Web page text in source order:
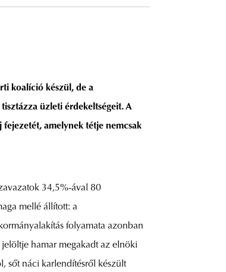
koalíció készül, de a
üzleti érdekeltségeit. A
amelynek tétje nemcsak
34,5%-ával 80
mellé állított: a
folyamata azonban
hamar megakadt az elnöki
sőt náci karlendítésről készült